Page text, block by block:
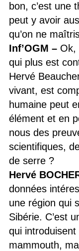
bon, c’est une
peut y avoir
qu’on ne
Inf’OGM –Ok,
qui plus est
Hervé
vivant, est
humaine peut
élément et en
nous des
scientifiques,
de serre ?
Hervé
données
une région qui
Sibérie. C’est
qui
mammouth,